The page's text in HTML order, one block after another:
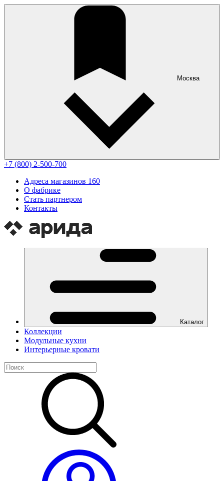
Москва
+7 (800) 2-500-700
Адреса магазинов 160
О фабрике
Стать партнером
Контакты
Каталог
Коллекции
Модульные кухни
Интерьерные кровати